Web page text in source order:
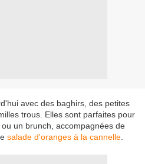
avec des baghirs, des petites
trous. Elles sont parfaites pour
un brunch, accompagnées de
salade d'oranges à la cannelle.